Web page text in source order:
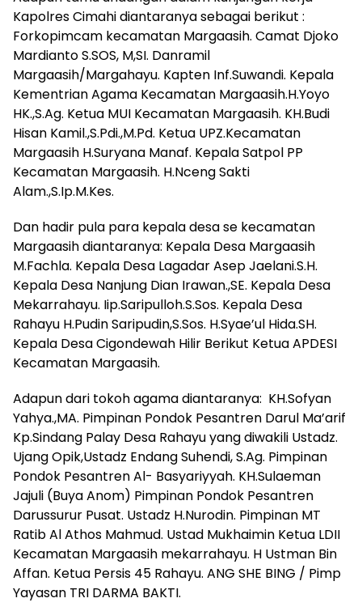
Kapolres Cimahi diantaranya sebagai berikut :
Forkopimcam kecamatan Margaasih. Camat Djoko
Mardianto S.SOS, M,SI. Danramil
Margaasih/Margahayu. Kapten Inf.Suwandi. Kepala
Kementrian Agama Kecamatan Margaasih.H.Yoyo
HK.,S.Ag. Ketua MUI Kecamatan Margaasih. KH.Budi
Hisan Kamil.,S.Pdi.,M.Pd. Ketua UPZ.Kecamatan
Margaasih H.Suryana Manaf. Kepala Satpol PP
Kecamatan Margaasih. H.Nceng Sakti
Alam.,S.Ip.M.Kes.
Dan hadir pula para kepala desa se kecamatan
Margaasih diantaranya: Kepala Desa Margaasih
M.Fachla. Kepala Desa Lagadar Asep Jaelani.S.H.
Kepala Desa Nanjung Dian Irawan.,SE. Kepala Desa
Mekarrahayu. Iip.Saripulloh.S.Sos. Kepala Desa
Rahayu H.Pudin Saripudin,S.Sos. H.Syae’ul Hida.SH.
Kepala Desa Cigondewah Hilir Berikut Ketua APDESI
Kecamatan Margaasih.
Adapun dari tokoh agama diantaranya: KH.Sofyan
Yahya.,MA. Pimpinan Pondok Pesantren Darul Ma’arif
Kp.Sindang Palay Desa Rahayu yang diwakili Ustadz.
Ujang Opik,Ustadz Endang Suhendi, S.Ag. Pimpinan
Pondok Pesantren Al- Basyariyyah. KH.Sulaeman
Jajuli (Buya Anom) Pimpinan Pondok Pesantren
Darussurur Pusat. Ustadz H.Nurodin. Pimpinan MT
Ratib Al Athos Mahmud. Ustad Mukhaimin Ketua LDII
Kecamatan Margaasih mekarrahayu. H Ustman Bin
Affan. Ketua Persis 45 Rahayu. ANG SHE BING / Pimp
Yayasan TRI DARMA BAKTI.